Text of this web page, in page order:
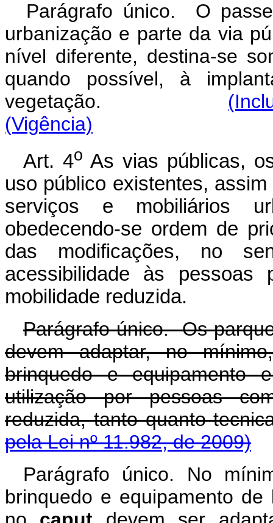
Parágrafo único. O
urbanização e parte da via
nível diferente, destina-se
quando possível, à
vegetação.
(Vigência)
Art. 4o As vias públicas,
uso público existentes,
serviços e mobiliários
obedecendo-se ordem de
das modificações, no
acessibilidade às pessoas
mobilidade reduzida.
Parágrafo único. Os
devem adaptar, no
brinquedo e equipamento
utilização por pessoas
reduzida, tanto quanto
pela Lei nº 11.982, de 2009)
Parágrafo único. No
brinquedo e equipamento